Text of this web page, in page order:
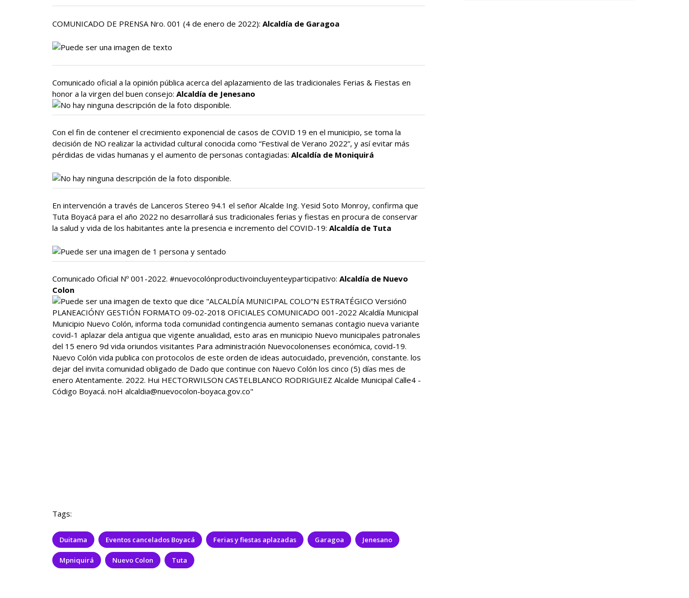
COMUNICADO DE PRENSA Nro. 001 (4 de enero de 2022): Alcaldía de Garagoa
Comunicado oficial a la opinión pública acerca del aplazamiento de las tradicionales Ferias & Fiestas en
honor a la virgen del buen consejo: Alcaldía de Jenesano
Con el fin de contener el crecimiento exponencial de casos de COVID 19 en el municipio, se toma la
decisión de NO realizar la actividad cultural conocida como “Festival de Verano 2022”, y así evitar más
pérdidas de vidas humanas y el aumento de personas contagiadas: Alcaldía de Moniquirá
En intervención a través de Lanceros Stereo 94.1 el señor Alcalde Ing. Yesid Soto Monroy, confirma que
Tuta Boyacá para el año 2022 no desarrollará sus tradicionales ferias y fiestas en procura de conservar
la salud y vida de los habitantes ante la presencia e incremento del COVID-19: Alcaldía de Tuta
Comunicado Oficial Nº 001-2022. #nuevocolónproductivoincluyenteyparticipativo: Alcaldía de Nuevo
Colon
Tags:
Duitama Eventos cancelados Boyacá Ferias y fiestas aplazadas Garagoa Jenesano
Mpniquirá Nuevo Colon Tuta